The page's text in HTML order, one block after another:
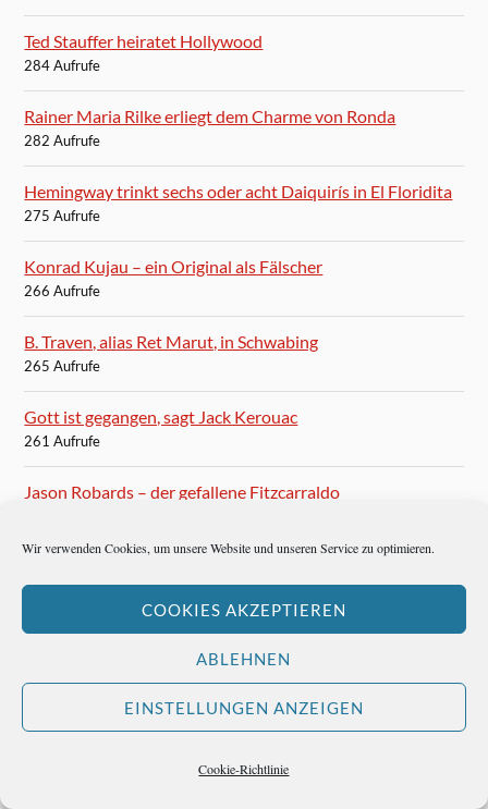
Wir verwenden Cookies, um unsere Website und unseren Service zu optimieren.
COOKIES AKZEPTIEREN
ABLEHNEN
EINSTELLUNGEN ANZEIGEN
Cookie-Richtlinie
Ted Stauffer heiratet Hollywood
284 Aufrufe
Rainer Maria Rilke erliegt dem Charme von Ronda
282 Aufrufe
Hemingway trinkt sechs oder acht Daiquirís in El Floridita
275 Aufrufe
Konrad Kujau – ein Original als Fälscher
266 Aufrufe
B. Traven, alias Ret Marut, in Schwabing
265 Aufrufe
Gott ist gegangen, sagt Jack Kerouac
261 Aufrufe
Jason Robards – der gefallene Fitzcarraldo
Unternehmenserfolg
Die Löhn Methode macht weniger Stress
247 Aufrufe
Überlegenheit